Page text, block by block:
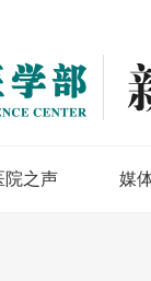
院之声 媒